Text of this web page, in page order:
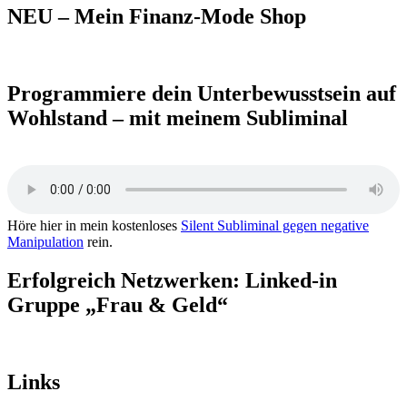
NEU – Mein Finanz-Mode Shop
Programmiere dein Unterbewusstsein auf
Wohlstand – mit meinem Subliminal
Höre hier in mein kostenloses Silent Subliminal gegen negative
Manipulation rein.
Erfolgreich Netzwerken: Linked-in
Gruppe „Frau & Geld“
Links